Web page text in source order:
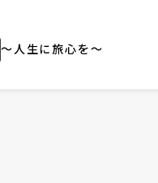
～人生に旅心を～